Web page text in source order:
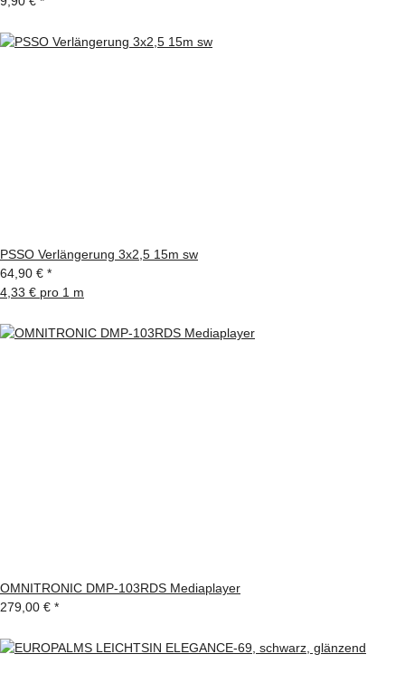
PSSO Verlängerung 3x2,5 15m sw
64,90 € *
4,33 € pro 1 m
OMNITRONIC DMP-103RDS Mediaplayer
279,00 € *